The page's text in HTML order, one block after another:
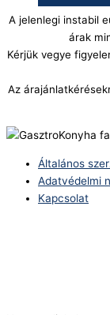
A jelenlegi instabil
árak
Kérjük vegye
Az
Általános
Adatvédelmi
Kapcsolat